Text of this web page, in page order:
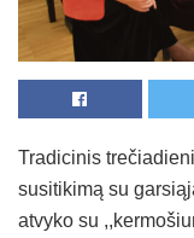
Tradicinis
susitikimą su
atvyko su